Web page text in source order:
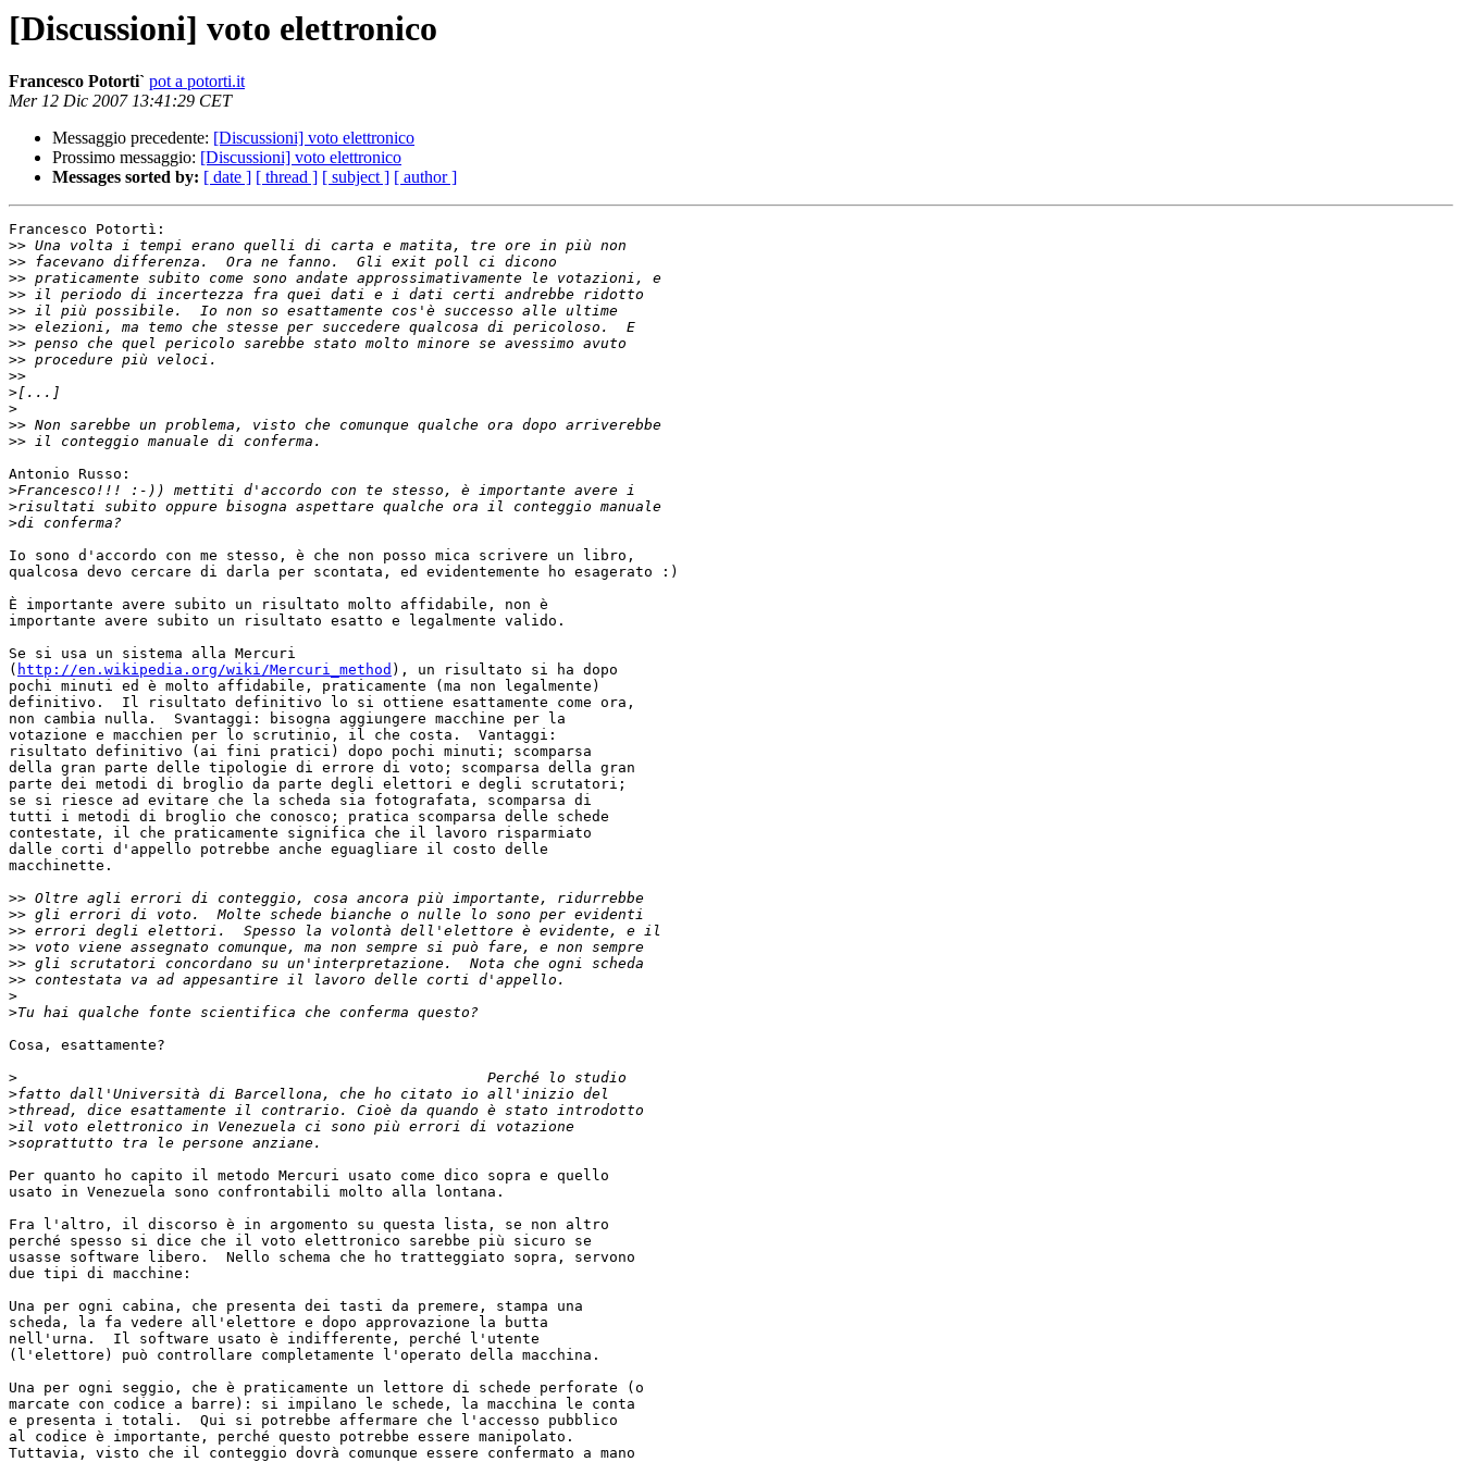
[Discussioni] voto elettronico
Francesco Potorti` pot a potorti.it
Mer 12 Dic 2007 13:41:29 CET
Messaggio precedente: [Discussioni] voto elettronico
Prossimo messaggio: [Discussioni] voto elettronico
Messages sorted by: [ date ] [ thread ] [ subject ] [ author ]
Francesco Potortì:
>>
>>
>>
>>
>>
>>
>>
>>
>>
>
>
>>
>>
Antonio Russo:
>
>
>
Io sono d'accordo con me stesso, è che non posso mica scrivere un libro,
qualcosa devo cercare di darla per scontata, ed evidentemente ho esagerato :)
È importante avere subito un risultato molto affidabile, non è
importante avere subito un risultato esatto e legalmente valido.
Se si usa un sistema alla Mercuri
( http://en.wikipedia.org/wiki/Mercuri_method ), un risultato si ha dopo
pochi minuti ed è molto affidabile, praticamente (ma non legalmente)
definitivo.  Il risultato definitivo lo si ottiene esattamente come ora,
non cambia nulla.  Svantaggi: bisogna aggiungere macchine per la
votazione e macchien per lo scrutinio, il che costa.  Vantaggi:
risultato definitivo (ai fini pratici) dopo pochi minuti; scomparsa
della gran parte delle tipologie di errore di voto; scomparsa della gran
parte dei metodi di broglio da parte degli elettori e degli scrutatori;
se si riesce ad evitare che la scheda sia fotografata, scomparsa di
tutti i metodi di broglio che conosco; pratica scomparsa delle schede
contestate, il che praticamente significa che il lavoro risparmiato
dalle corti d'appello potrebbe anche eguagliare il costo delle
macchinette.
>>
>>
>>
>>
>>
>>
>
>
Cosa, esattamente?
>
>
>
>
>
Per quanto ho capito il metodo Mercuri usato come dico sopra e quello
usato in Venezuela sono confrontabili molto alla lontana.
Fra l'altro, il discorso è in argomento su questa lista, se non altro
perché spesso si dice che il voto elettronico sarebbe più sicuro se
usasse software libero.  Nello schema che ho tratteggiato sopra, servono
due tipi di macchine:
Una per ogni cabina, che presenta dei tasti da premere, stampa una
scheda, la fa vedere all'elettore e dopo approvazione la butta
nell'urna.  Il software usato è indifferente, perché l'utente
(l'elettore) può controllare completamente l'operato della macchina.
Una per ogni seggio, che è praticamente un lettore di schede perforate (o
marcate con codice a barre): si impilano le schede, la macchina le conta
e presenta i totali.  Qui si potrebbe affermare che l'accesso pubblico
al codice è importante, perché questo potrebbe essere manipolato.
Tuttavia, visto che il conteggio dovrà comunque essere confermato a mano